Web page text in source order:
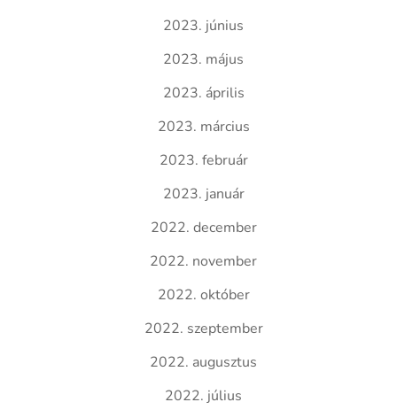
2023. június
2023. május
2023. április
2023. március
2023. február
2023. január
2022. december
2022. november
2022. október
2022. szeptember
2022. augusztus
2022. július